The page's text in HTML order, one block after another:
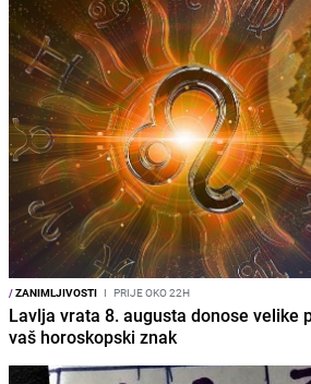
/ZANIMLJIVOSTI I PRIJE OKO 22H
Lavlja vrata 8. augusta donose velike
vaš horoskopski znak